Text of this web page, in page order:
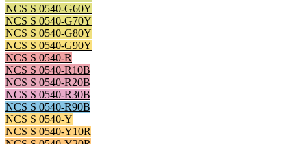
NCS S 0540-G60Y
NCS S 0540-G70Y
NCS S 0540-G80Y
NCS S 0540-G90Y
NCS S 0540-R
NCS S 0540-R10B
NCS S 0540-R20B
NCS S 0540-R30B
NCS S 0540-R90B
NCS S 0540-Y
NCS S 0540-Y10R